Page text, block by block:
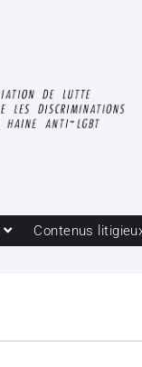
Contenus